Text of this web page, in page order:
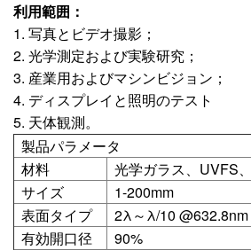
利用範囲：
1. 写真とビデオ撮影；
2. 光学測定および実験研究；
3. 産業用およびマシンビジョン；
4. ディスプレイと照明のテスト
5. 天体観測。
製品パラメータ
材料
光学ガラス、UVFS
サイズ
1-200mm
表面タイプ
2λ～λ/10 @632.8nm
有効開口径
90%